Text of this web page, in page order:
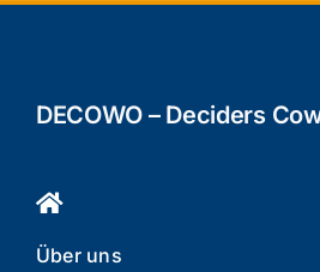
DECOWO – Deciders
Über uns